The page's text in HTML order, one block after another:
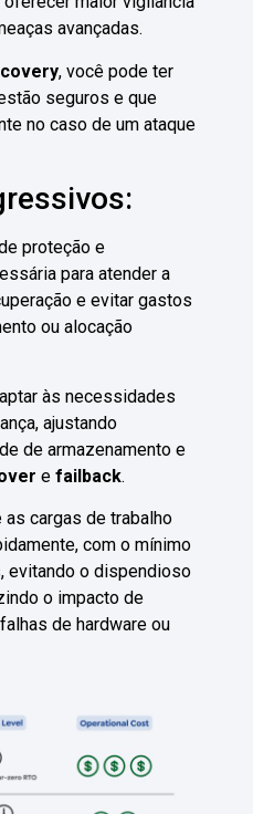
avançadas.
, você pode ter
seguros e que
no caso de um ataque
proteção e
para atender a
e evitar gastos
ou alocação
às necessidades
ajustando
de armazenamento e
e failback.
cargas de trabalho
com o mínimo
evitando o dispendioso
o impacto de
de hardware ou